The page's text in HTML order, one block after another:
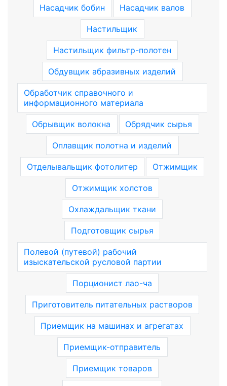
Насадчик бобин Насадчик валов
Настильщик
Настильщик фильтр-полотен
Обдувщик абразивных изделий
Обработчик справочного и
информационного материала
Обрывщик волокна Обрядчик сырья
Оплавщик полотна и изделий
Отделывальщик фотолитер Отжимщик
Отжимщик холстов
Охлаждальщик ткани
Подготовщик сырья
Полевой (путевой) рабочий
изыскательской русловой партии
Порционист лао-ча
Приготовитель питательных растворов
Приемщик на машинах и агрегатах
Приемщик-отправитель
Приемщик товаров